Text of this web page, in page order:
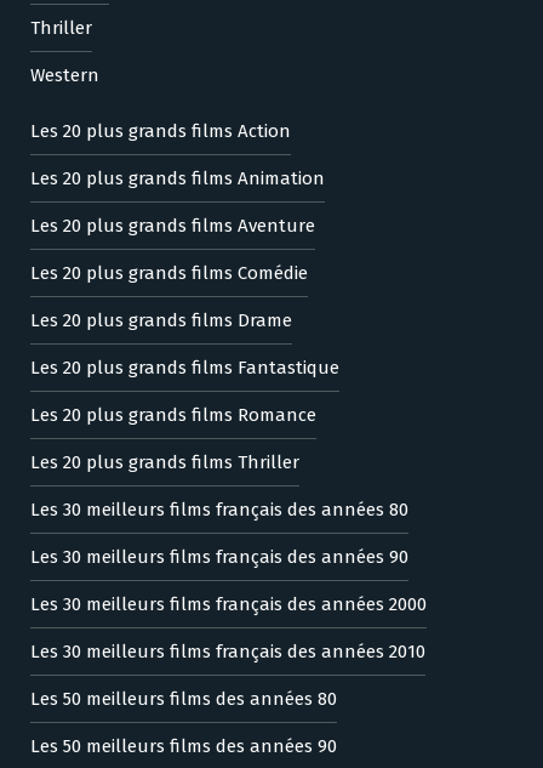
Thriller
Western
Les 20 plus grands films Action
Les 20 plus grands films Animation
Les 20 plus grands films Aventure
Les 20 plus grands films Comédie
Les 20 plus grands films Drame
Les 20 plus grands films Fantastique
Les 20 plus grands films Romance
Les 20 plus grands films Thriller
Les 30 meilleurs films français des années 80
Les 30 meilleurs films français des années 90
Les 30 meilleurs films français des années 2000
Les 30 meilleurs films français des années 2010
Les 50 meilleurs films des années 80
Les 50 meilleurs films des années 90